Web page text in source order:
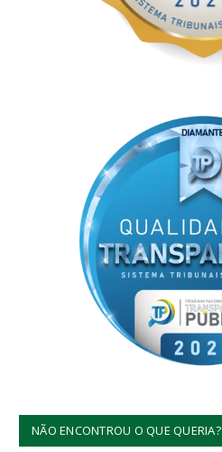
NÃO ENCONTROU O QUE QUERIA?